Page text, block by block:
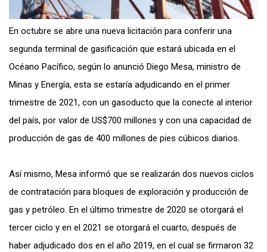
En octubre se abre una nueva licitación para conferir una
segunda terminal de gasificación que estará ubicada en el
Océano Pacífico, según lo anunció Diego Mesa, ministro de
Minas y Energía, esta se estaría adjudicando en el primer
trimestre de 2021, con un gasoducto que la conecte al interior
del país, por valor de US$700 millones y con una capacidad de
producción de gas de 400 millones de pies cúbicos diarios.
Así mismo, Mesa informó que se realizarán dos nuevos ciclos
de contratación para bloques de exploración y producción de
gas y petróleo. En el último trimestre de 2020 se otorgará el
tercer ciclo y en el 2021 se otorgará el cuarto, después de
haber adjudicado dos en el año 2019, en el cual se firmaron 32